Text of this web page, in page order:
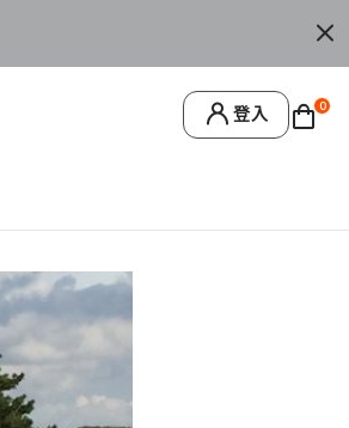
訂單僅限台灣本島地區配送，恕無法寄送離島
登入 0